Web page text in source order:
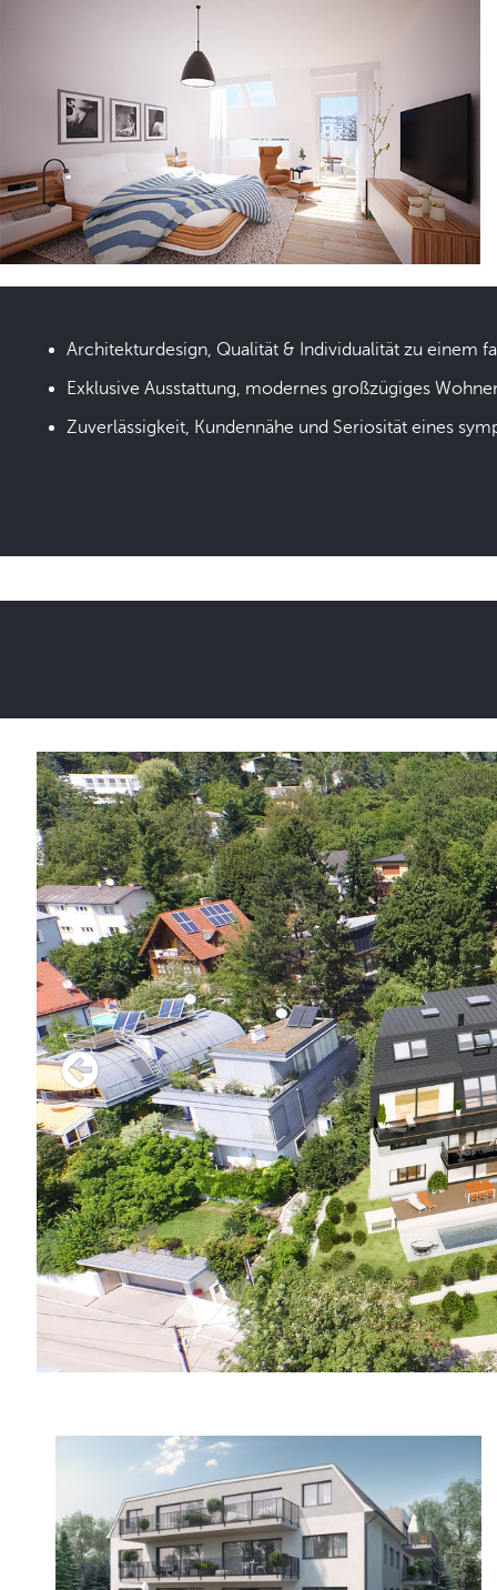
Architekturdesign, Qualität & Individualität zu einem
Exklusive Ausstattung, modernes großzügiges
Zuverlässigkeit, Kundennähe und Seriosität eines